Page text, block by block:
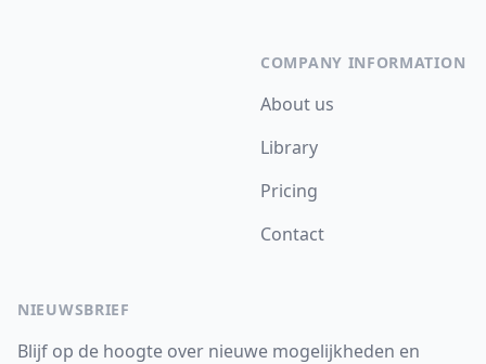
COMPANY INFORMATION
About us
Library
Pricing
Contact
NIEUWSBRIEF
Blijf op de hoogte over nieuwe mogelijkheden en